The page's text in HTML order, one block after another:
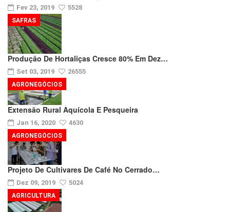
Fev 23, 2019 5528
Produção De Hortaliças Cresce 80% Em Dez…
Set 03, 2019 26555
SAFRAS
Extensão Rural Aquícola E Pesqueira
Jan 16, 2020 4630
AGRONEGÓCIOS
Projeto De Cultivares De Café No Cerrado…
Dez 09, 2019 5024
AGRONEGÓCIOS
AGRICULTURA